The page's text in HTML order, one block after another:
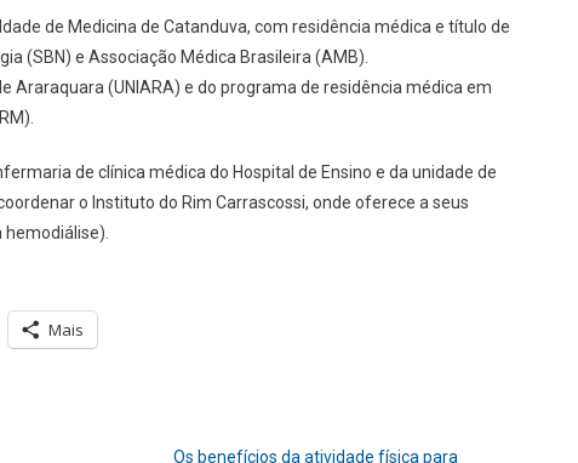
de Medicina de Catanduva, com residência médica e título de
(SBN) e Associação Médica Brasileira (AMB).
(UNIARA) e do programa de residência médica em
de clínica médica do Hospital de Ensino e da unidade de
o Instituto do Rim Carrascossi, onde oferece a seus
Mais
Os benefícios da atividade física para